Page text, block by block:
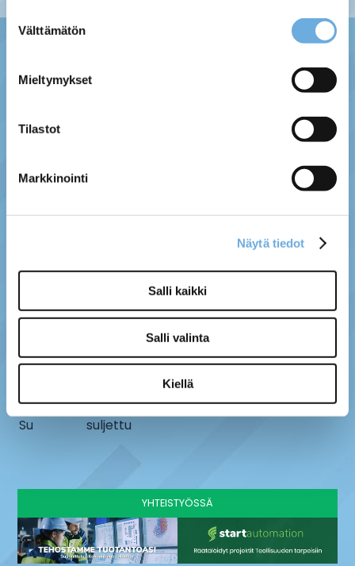
Suostumuksen
valinta
Välttämätön
Mieltymykset
Tilastot
Markkinointi
Näytä tiedot
Salli kaikki
Salli valinta
Kiellä
MYYMÄLÄ
Kauhajoki
AUKIOLOAJAT
La
9-13
Su
suljettu
SÄHKÖ-MÄNTYLÄ OY
info@sahko-mantyla.fi
06 231 4930
YHTEISTYÖSSÄ